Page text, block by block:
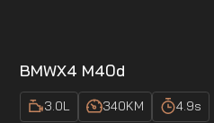
BMWX4 M40d
3.0L 340KM 4.9s